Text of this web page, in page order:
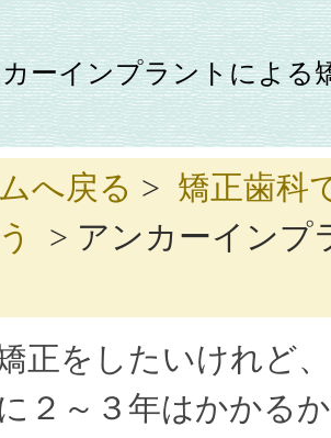
ーインプラントによる
へ戻る > 矯正歯科
> アンカーインプ
正をしたいけれど
２～３年はかかる